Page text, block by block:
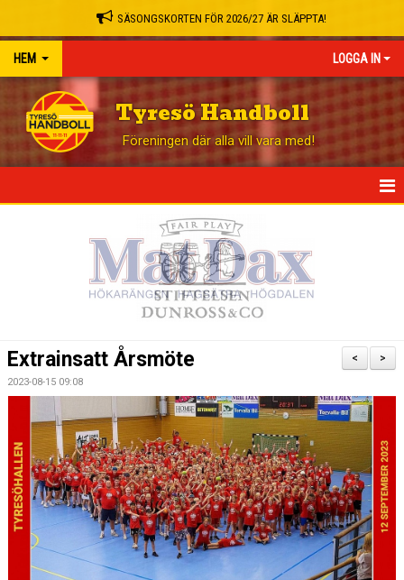
SÄSONGSKORTEN FÖR 2026/27 ÄR SLÄPPTA!
HEM LOGGA IN
Tyresö Handboll
Föreningen där alla vill vara med!
OM KLUBBEN
KALENDER
WEBBUTIK
LÄNNA SPORT - TYRESÖ CUP
>
<
Extrainsatt Årsmöte
2023-08-15 09:08